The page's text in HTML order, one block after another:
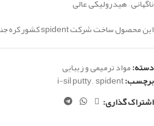
ناگهانی– هیدرولیکی عالی
این محصول ساخت شرکتspidentکشور کره
دسته:مواد ترمیمی و زیبایی
برچسب: i-sil putty,spident
اشتراک گذاری: